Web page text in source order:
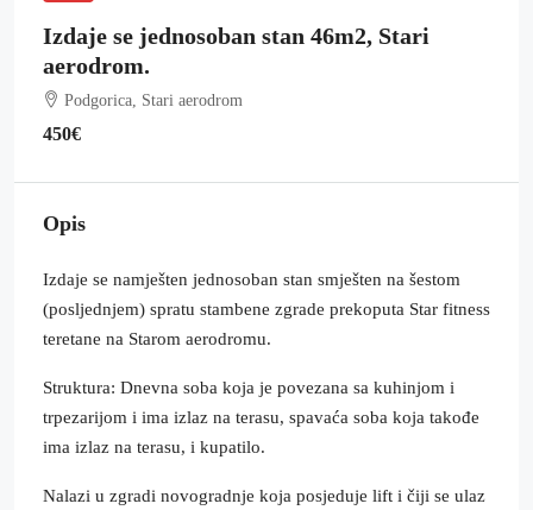
Izdaje se jednosoban stan 46m2, Stari
aerodrom.
Podgorica, Stari aerodrom
450€
Opis
Izdaje se namješten jednosoban stan smješten na šestom
(posljednjem) spratu stambene zgrade prekoputa Star fitness
teretane na Starom aerodromu.
Struktura: Dnevna soba koja je povezana sa kuhinjom i
trpezarijom i ima izlaz na terasu, spavaća soba koja takođe
ima izlaz na terasu, i kupatilo.
Nalazi u zgradi novogradnje koja posjeduje lift i čiji se ulaz